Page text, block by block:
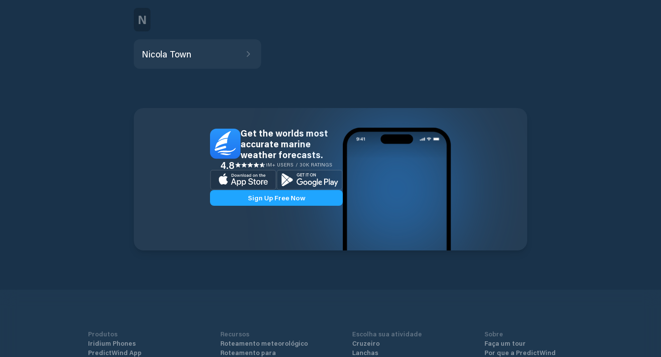
N
Nicola Town
Get the worlds most
accurate marine
weather forecasts.
4.8 1M+ USERS / 30K RATINGS
Sign Up Free Now
Produtos
Iridium Phones
PredictWind App
Recursos
Roteamento meteorológico
Roteamento para
Escolha sua atividade
Cruzeiro
Lanchas
Sobre
Faça um tour
Por que a PredictWind